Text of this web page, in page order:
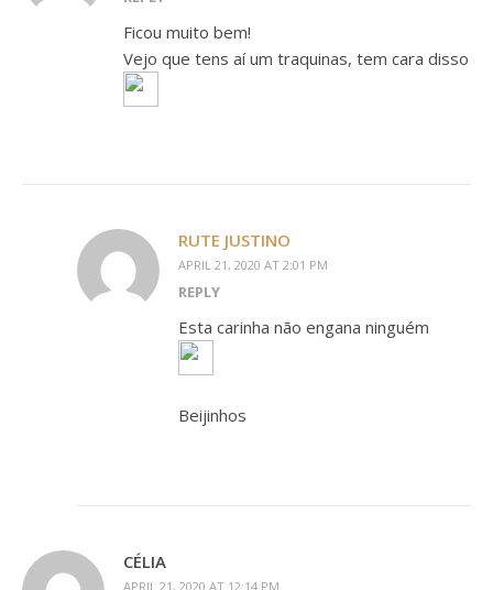
Ficou muito bem!
Vejo que tens aí um traquinas, tem cara disso
RUTE JUSTINO
APRIL 21, 2020 AT 2:01 PM
REPLY
Esta carinha não engana ninguém
Beijinhos
CÉLIA
APRIL 21, 2020 AT 12:14 PM